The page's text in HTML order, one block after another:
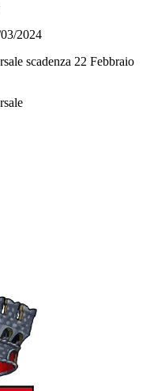
2024
scadenza 22 Febbraio